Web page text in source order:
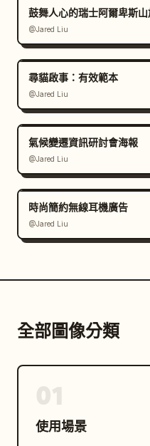
鼓舞人心的瑞士阿爾卑斯
@Jared Liu
尋貓啟事：有效範本
@Jared Liu
氣候變遷資訊研討會海報
@Jared Liu
時尚簡約無線耳機廣告
@Jared Liu
全部圖像分類
使用場景